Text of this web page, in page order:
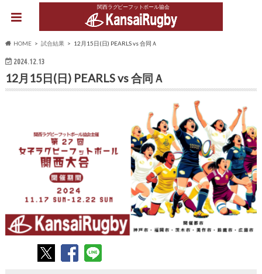
関西ラグビーフットボール協会
HOME 試合結果 12月15日(日) PEARLS vs 合同Ａ
2024.12.13
12月15日(日) PEARLS vs 合同Ａ